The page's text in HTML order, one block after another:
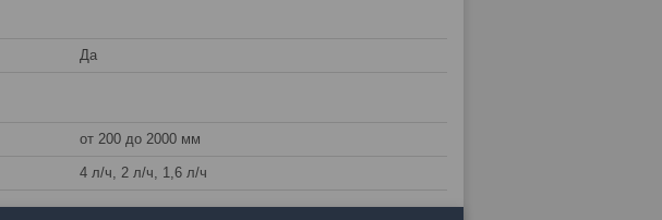
Да
от 200 до 2000 мм
4 л/ч, 2 л/ч, 1,6 л/ч